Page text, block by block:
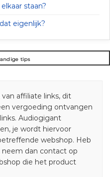
staan?
eigenlijk?
tips
affiliate links, dit
vergoeding ontvangen
Audiogigant
je wordt hiervoor
webshop. Heb
neem dan contact op
die het product